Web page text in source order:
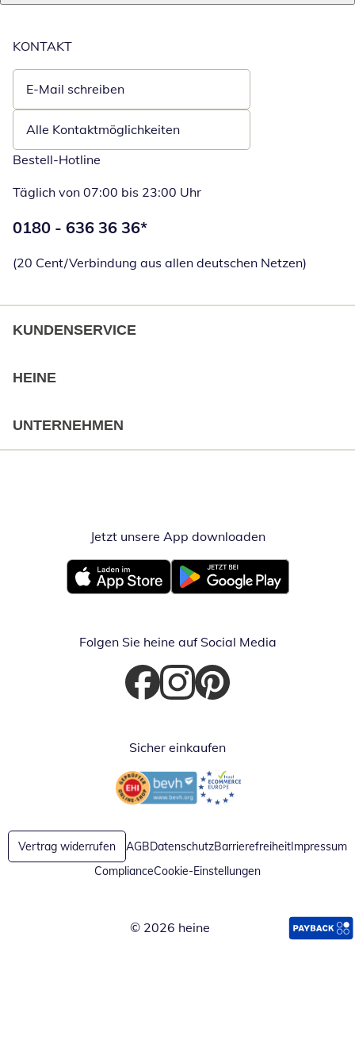
KONTAKT
E-Mail schreiben
Öffnet E-Mail-Client
Alle Kontaktmöglichkeiten
Bestell-Hotline
Täglich von 07:00 bis 23:00 Uhr
Telefonnummer:
0180 - 636 36 36*
(20 Cent/Verbindung aus allen deutschen Netzen)
KUNDENSERVICE
HEINE
UNTERNEHMEN
Jetzt unsere App downloadenÖffnet in
Öffnet in neuem FensterÖffnet in neuem Fenster
Folgen Sie heine auf Social Media
Öffnet in neuem Fenster
Öffnet in neuem Fenster
Öffnet in neuem Fenster
Sicher einkaufen
Öffnet in neuem FensterÖffnet in neuem Fenster
Vertrag widerrufen AGBDatenschutzBarrierefreiheitImpressum
ComplianceCookie-Einstellungen
© 2026 heine